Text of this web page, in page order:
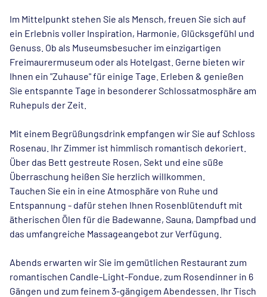
Im Mittelpunkt stehen Sie als Mensch, freuen Sie sich auf
ein Erlebnis voller Inspiration, Harmonie, Glücksgefühl und
Genuss. Ob als Museumsbesucher im einzigartigen
Freimaurermuseum oder als Hotelgast. Gerne bieten wir
Ihnen ein "Zuhause" für einige Tage. Erleben & genießen
Sie entspannte Tage in besonderer Schlossatmosphäre am
Ruhepuls der Zeit.
Mit einem Begrüßungsdrink empfangen wir Sie auf Schloss
Rosenau. Ihr Zimmer ist himmlisch romantisch dekoriert.
Über das Bett gestreute Rosen, Sekt und eine süße
Überraschung heißen Sie herzlich willkommen.
Tauchen Sie ein in eine Atmosphäre von Ruhe und
Entspannung - dafür stehen Ihnen Rosenblütenduft mit
ätherischen Ölen für die Badewanne, Sauna, Dampfbad und
das umfangreiche Massageangebot zur Verfügung.
Abends erwarten wir Sie im gemütlichen Restaurant zum
romantischen Candle-Light-Fondue, zum Rosendinner in 6
Gängen und zum feinem 3-gängigem Abendessen. Ihr Tisch